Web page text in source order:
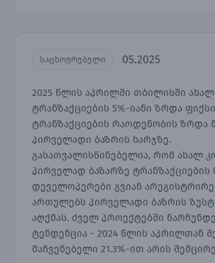
საცხოვრებელი 05.2025
2025 წლის აპრილში თბილისში
ტრანზაქციების 5%-იანი ზრდა
ტრანზაქციების რაოდენობის ზრდა
პირველადი ბაზრის ხარჯზე.
გასათვალისწინებელია, რომ ახალ
პირველად ბაზარზე ტრანზაქციების
დეველოპერები გვიან
ართულებს პირველადი ბაზრის
აღქმას. ძველ პროექტებში
ტენდენცია - 2024 წლის აპრილთან
მაჩვენებელი 21.3%-ით არის